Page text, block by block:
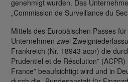
genehmigt wurden. Das
„Commission de Surveillance du
Mittels des Europäischen Passes
Unternehmen zwei
Frankreich (Nr. 18943 acpr) die
Prudentiel et de Résolution”
France” beaufsichtigt wird und in